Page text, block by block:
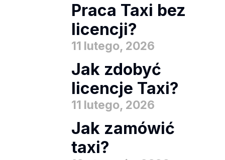
Praca Taxi bez
licencji?
11 lutego, 2026
Jak zdobyć
licencje Taxi?
11 lutego, 2026
Jak zamówić
taxi?